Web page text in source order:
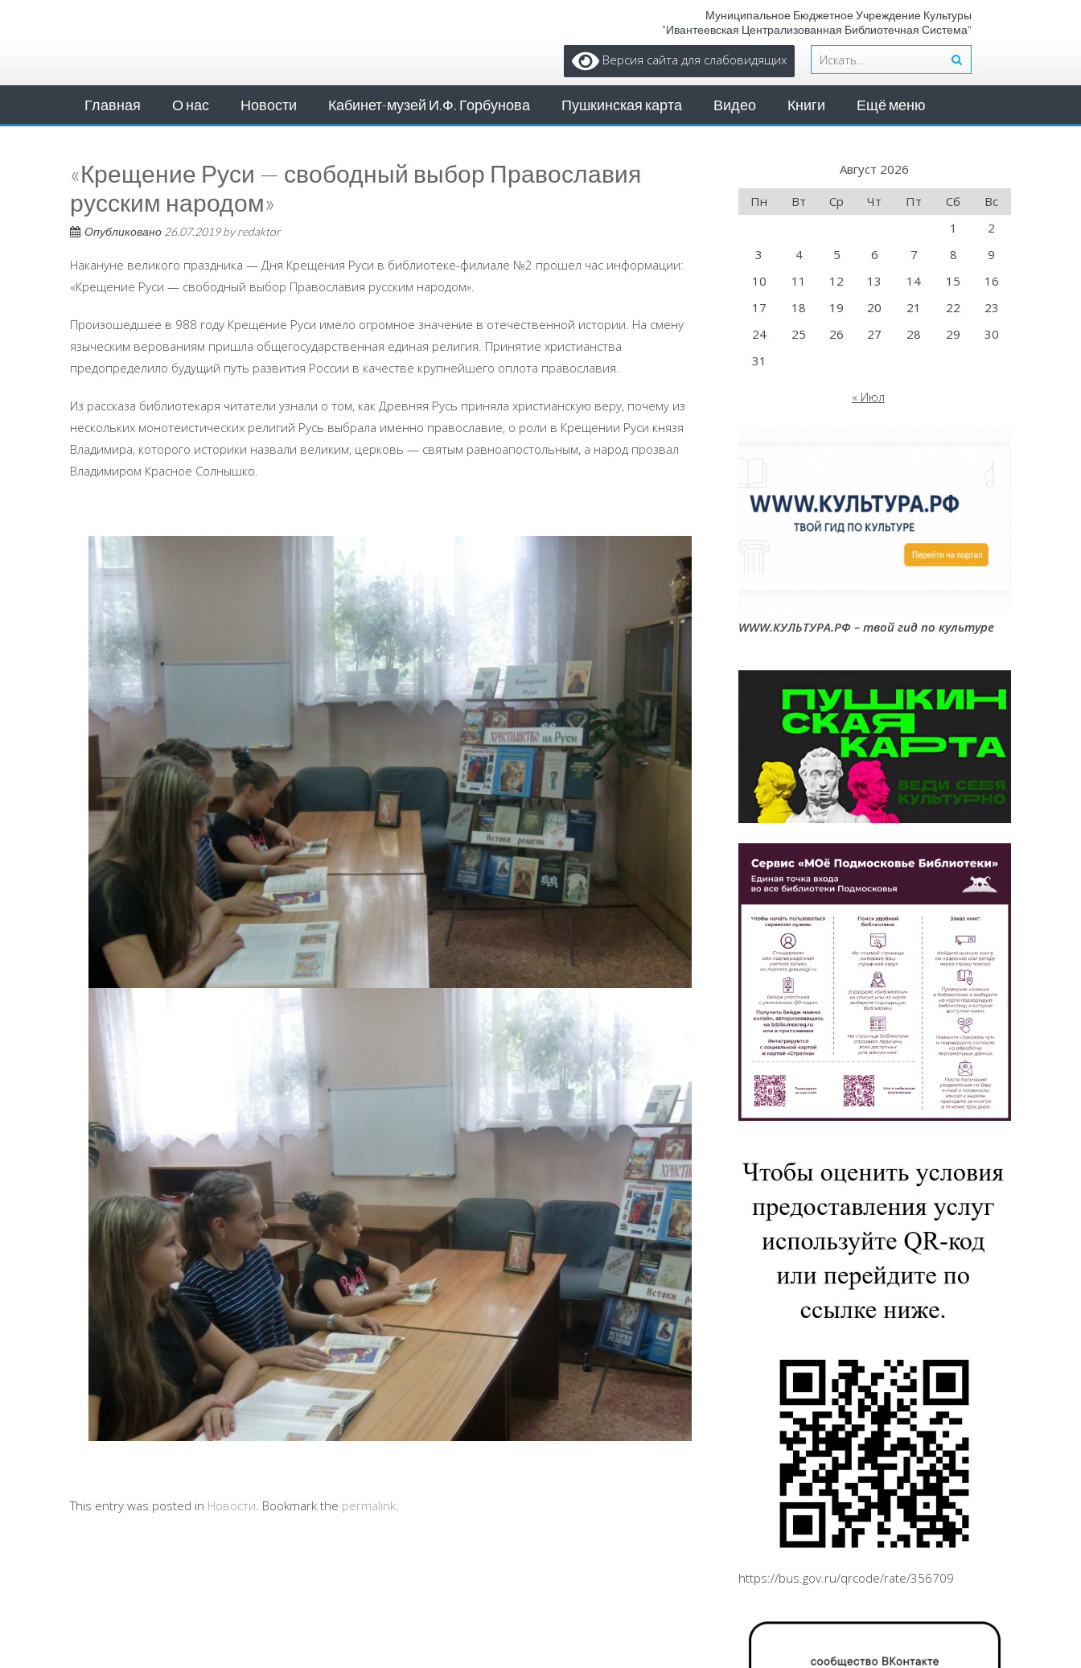
Муниципальное Бюджетное Учреждение Культуры
"Ивантеевская Централизованная Библиотечная Система"
Версия сайта для слабовидящих
Главная О нас Новости Кабинет-музей И.Ф. Горбунова Пушкинская карта Видео Книги Ещё меню
«Крещение Руси — свободный выбор Православия
русским народом»
Опубликовано 26.07.2019byredaktor
Накануне великого праздника — Дня Крещения Руси в библиотеке-филиале №2 прошел час информации:
«Крещение Руси — свободный выбор Православия русским народом».
Произошедшее в 988 году Крещение Руси имело огромное значение в отечественной истории. На смену
языческим верованиям пришла общегосударственная единая религия. Принятие христианства
предопределило будущий путь развития России в качестве крупнейшего оплота православия.
Из рассказа библиотекаря читатели узнали о том, как Древняя Русь приняла христианскую веру, почему из
нескольких монотеистических религий Русь выбрала именно православие, о роли в Крещении Руси князя
Владимира, которого историки назвали великим, церковь — святым равноапостольным, а народ прозвал
Владимиром Красное Солнышко.
This entry was posted in Новости . Bookmark the permalink
Август 2026
Пн
Вт Ср Чт Пт Сб
Вс
1
2
3
4 5 6 7 8
9
10
11 12 13 14 15
16
17
18 19 20 21 22
23
24
25 26 27 28 29
30
31
« Июл
WWW.КУЛЬТУРА.РФ – твой гид по культуре
https://bus.gov.ru/qrcode/rate/356709